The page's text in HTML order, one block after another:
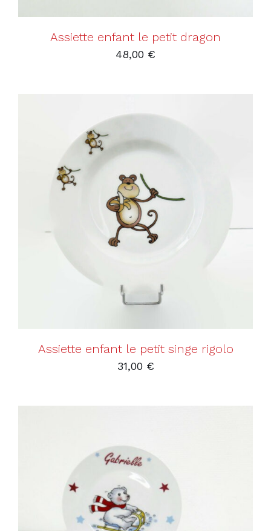
Assiette enfant le petit dragon
48,00 €
AJOUTER AU PANIER
Assiette enfant le petit singe rigolo
31,00 €
AJOUTER AU PANIER